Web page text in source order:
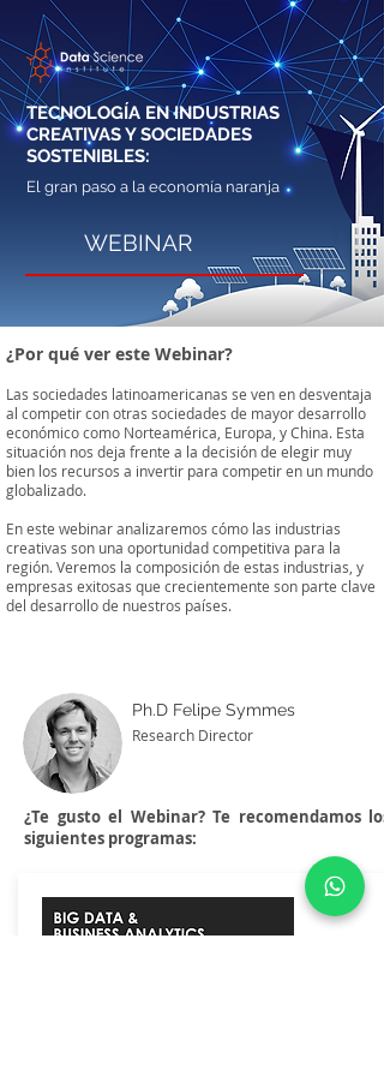
TECNOLOGÍA EN INDUSTRIAS
CREATIVAS Y SOCIEDADES
SOSTENIBLES:
El gran paso a la economía naranja
WEBINAR
¿Por qué ver este Webinar?
Las sociedades latinoamericanas se ven en desventaja
al competir con otras sociedades de mayor desarrollo
económico como Norteamérica, Europa, y China. Esta
situación nos deja frente a la decisión de elegir muy
bien los recursos a invertir para competir en un mundo
globalizado.
En este webinar analizaremos cómo las industrias
creativas son una oportunidad competitiva para la
región. Veremos la composición de estas industrias, y
empresas exitosas que crecientemente son parte clave
del desarrollo de nuestros países.
Ph.D Felipe Symmes
Research Director
¿Te gusto el Webinar? Te recomendamos los
siguientes programas: